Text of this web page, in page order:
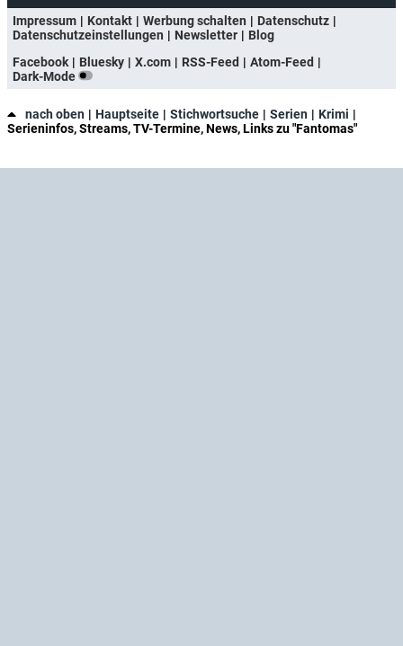
Impressum
Kontakt Werbung schalten
Datenschutz
Datenschutzeinstellungen
Newsletter
Blog
Facebook
Bluesky X.com RSS-Feed
Atom-Feed
Dark-Mode
nach oben Hauptseite Stichwortsuche Serien
Krimi
Serieninfos, Streams, TV-Termine, News, Links zu "Fantomas"